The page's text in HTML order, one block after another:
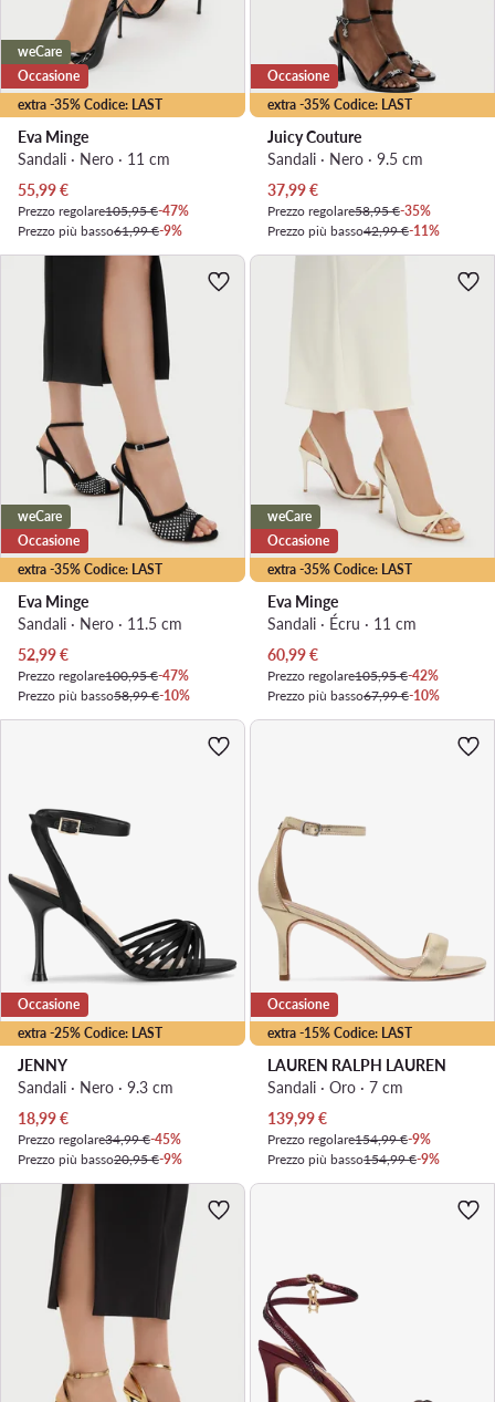
extra -35% Codice: LAST
weCare
Occasione
Eva Minge
Sandali · Nero · 11 cm
Prezzo attuale
55,99€
Prezzo regolare105,95 €-47%
Prezzo più basso61,99 €-9%
extra -35% Codice: LAST
Occasione
Juicy Couture
Sandali · Nero · 9.5 cm
Prezzo attuale
37,99€
Prezzo regolare58,95 €-35%
Prezzo più basso42,99 €-11%
extra -35% Codice: LAST
weCare
Occasione
Eva Minge
Sandali · Nero · 11.5 cm
Prezzo attuale
52,99€
Prezzo regolare100,95 €-47%
Prezzo più basso58,99 €-10%
extra -35% Codice: LAST
weCare
Occasione
Eva Minge
Sandali · Écru · 11 cm
Prezzo attuale
60,99€
Prezzo regolare105,95 €-42%
Prezzo più basso67,99 €-10%
extra -25% Codice: LAST
Occasione
JENNY
Sandali · Nero · 9.3 cm
Prezzo attuale
18,99€
Prezzo regolare34,99 €-45%
Prezzo più basso20,95 €-9%
extra -15% Codice: LAST
Occasione
LAUREN RALPH LAUREN
Sandali · Oro · 7 cm
Prezzo attuale
139,99€
Prezzo regolare154,99 €-9%
Prezzo più basso154,99 €-9%